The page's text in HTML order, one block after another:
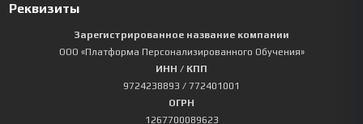
Реквизиты
Зарегистрированное название компании
ООО «Платформа Персонализированного Обучения»
ИНН / КПП
9724238893 / 772401001
ОГРН
1267700089623